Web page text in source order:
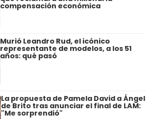
compensación económica
Murió Leandro Rud, el icónico
representante de modelos, a los 51
años: qué pasó
La propuesta de Pamela David a Ángel
de Brito tras anunciar el final de LAM:
"Me sorprendió"